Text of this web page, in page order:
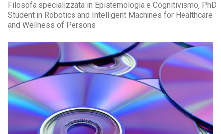
Filosofa specializzata in Epistemologia e Cognitivismo, PhD
Student in Robotics and Intelligent Machines for Healthcare
and Wellness of Persons